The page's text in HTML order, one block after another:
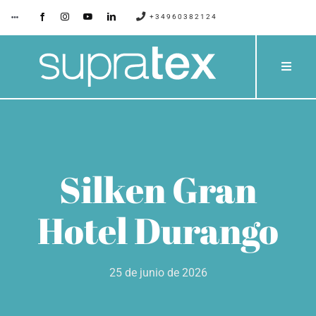
contenido
Toggle
SUPRATEX
EMPRESA
+34960382124
Toggle
Silken Gran
Hotel Durango
25 de junio de 2026